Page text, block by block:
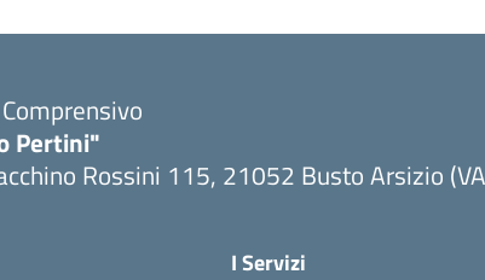
Pertini"
Rossini 115, 21052 Busto Arsizio
I Servizi